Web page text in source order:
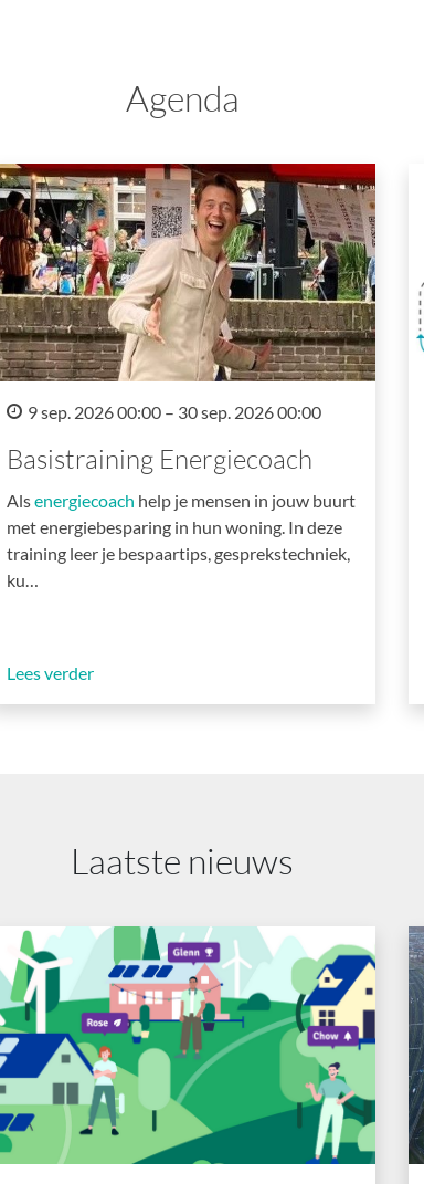
Agenda
9 sep. 2026 00:00 – 30 sep. 2026 00:00
Basistraining Energiecoach
Alsenergiecoach help je mensen in jouw buurt
met energiebesparing in hun woning. In deze
training leer je bespaartips, gesprekstechniek,
ku…
Lees verder
Laatste nieuws